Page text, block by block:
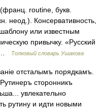
routine, букв.
неод.). Консервативность,
или известным
привычку. «Русский
…
Толковый словарь Ушакова
отсталымъ порядкамъ.
сторонникъ
увлекательно
рутину и идти новыми